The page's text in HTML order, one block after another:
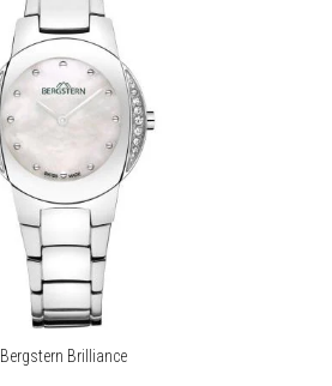
Bergstern Brilliance